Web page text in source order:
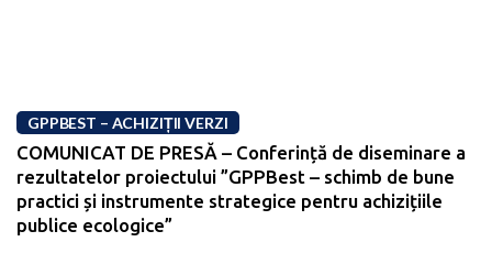
GPPBEST – ACHIZIȚII VERZI
COMUNICAT DE PRESĂ – Conferință de diseminare a
rezultatelor proiectului ”GPPBest – schimb de bune
practici și instrumente strategice pentru achizițiile
publice ecologice”